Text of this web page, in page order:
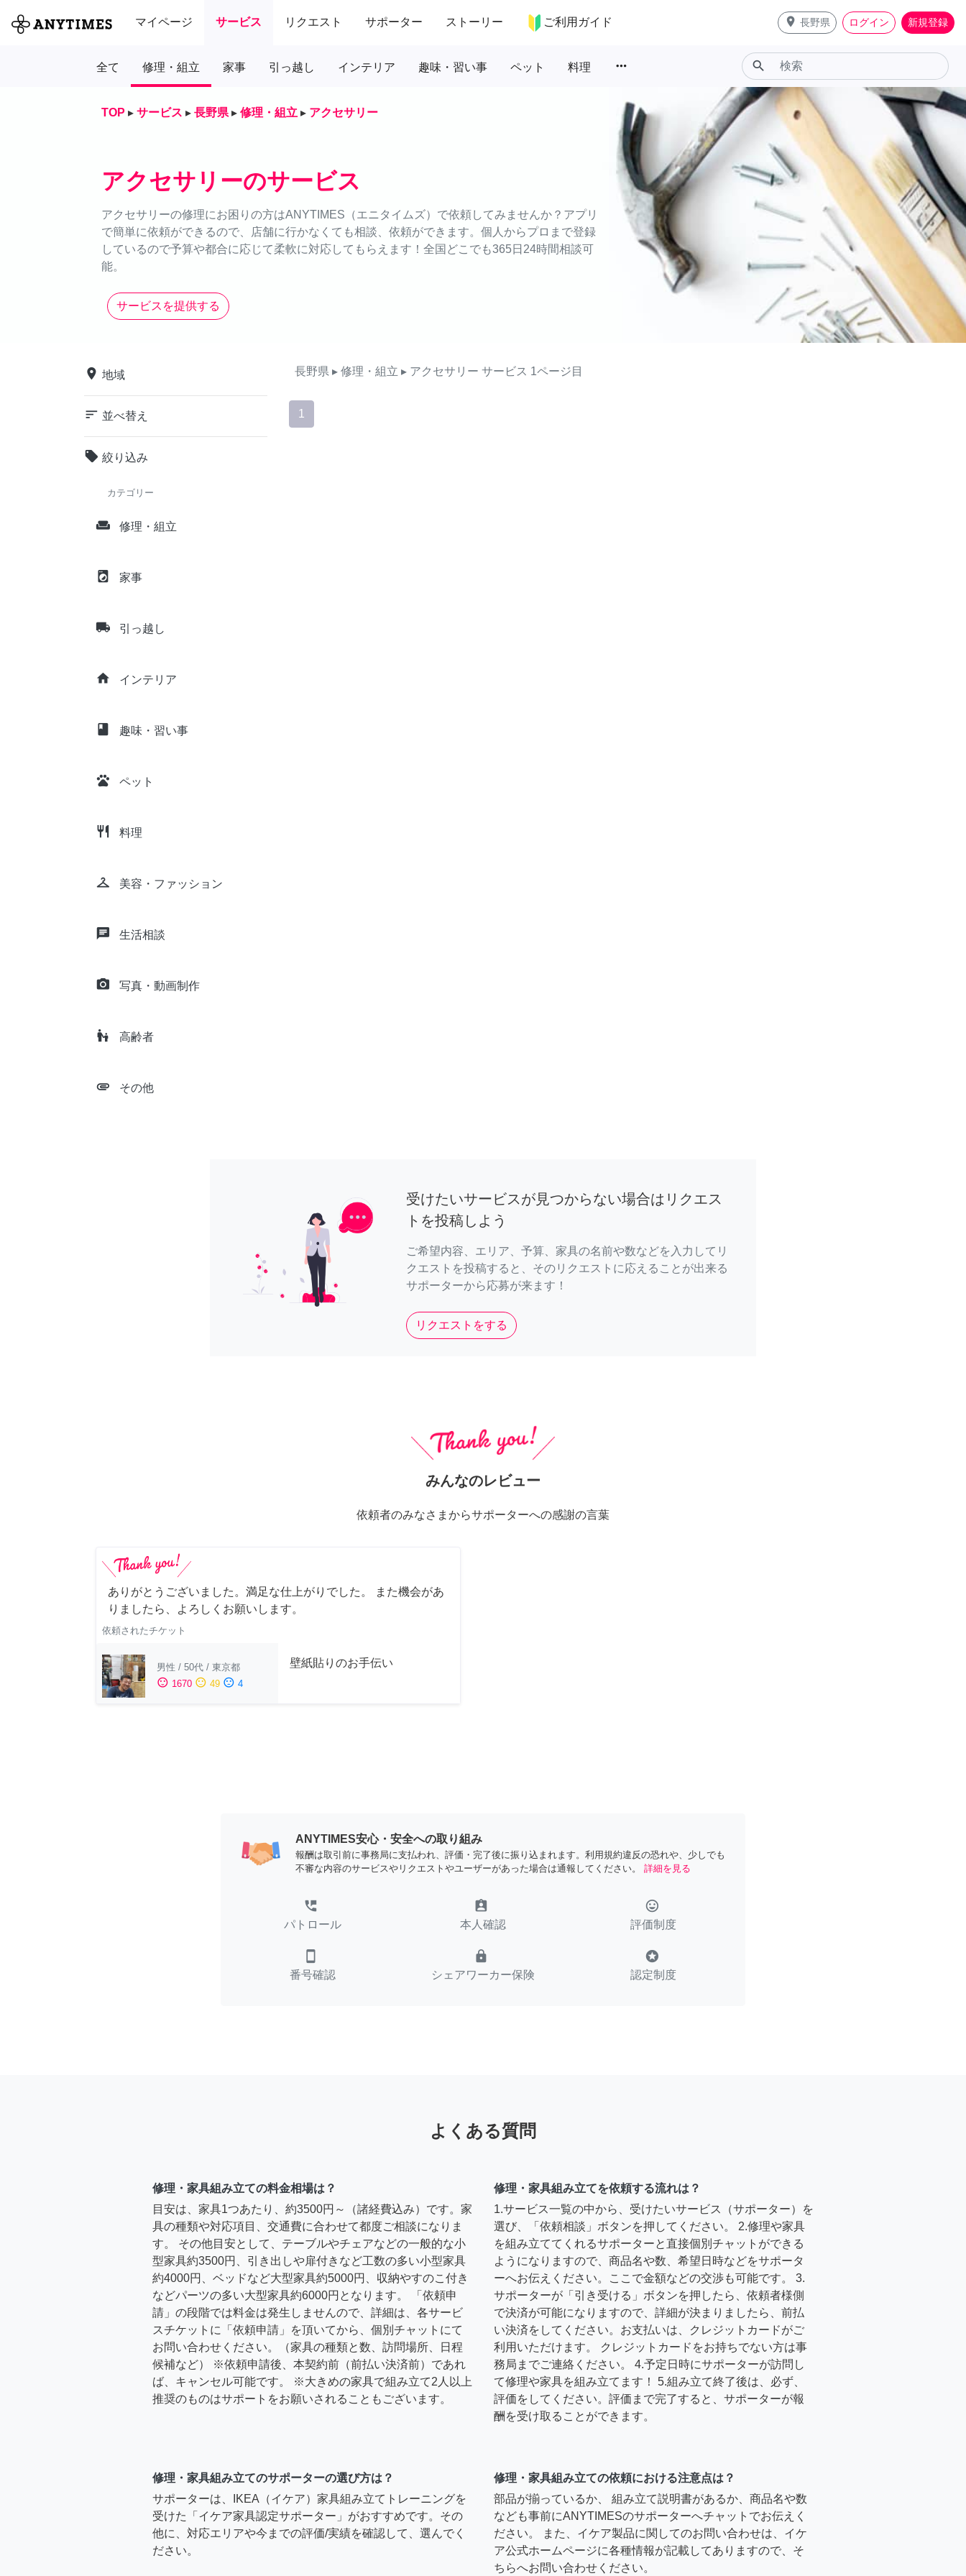
マイページ サービス リクエスト サポーター ストーリー ご利用ガイド place 長野県 ログイン 新規登録
全て 修理・組立 家事 引っ越し インテリア 趣味・習い事 ペット 料理 more_horiz search
TOP ▸ サービス ▸ 長野県 ▸ 修理・組立 ▸ アクセサリー
アクセサリーのサービス
アクセサリーの修理にお困りの方はANYTIMES（エニタイムズ）で依頼してみませんか？アプリ
で簡単に依頼ができるので、店舗に行かなくても相談、依頼ができます。個人からプロまで登録
しているので予算や都合に応じて柔軟に対応してもらえます！全国どこでも365日24時間相談可
能。
サービスを提供する
place 地域
sort 並べ替え
local_offer 絞り込み
カテゴリー
weekend 修理・組立
local_laundry_service 家事
local_shipping 引っ越し
home インテリア
class 趣味・習い事
pets ペット
restaurant 料理
checkroom 美容・ファッション
chat 生活相談
camera_alt 写真・動画制作
escalator_warning 高齢者
attachment その他
長野県 ▸ 修理・組立 ▸ アクセサリー サービス 1ページ目
1
受けたいサービスが見つからない場合はリクエス
トを投稿しよう
ご希望内容、エリア、予算、家具の名前や数などを入力してリ
クエストを投稿すると、そのリクエストに応えることが出来る
サポーターから応募が来ます！
リクエストをする
みんなのレビュー
依頼者のみなさまからサポーターへの感謝の言葉
ありがとうございました。満足な仕上がりでした。 また機会があ
りましたら、よろしくお願いします。
依頼されたチケット
男性 / 50代 / 東京都
sentiment_satisfied 1670 sentiment_neutral 49 sentiment_dissatisfied 4
壁紙貼りのお手伝い
ANYTIMES安心・安全への取り組み
報酬は取引前に事務局に支払われ、評価・完了後に振り込まれます。利用規約違反の恐れや、少しでも
不審な内容のサービスやリクエストやユーザーがあった場合は通報してください。
詳細を見る
perm_phone_msg
パトロール
assignment_ind
本人確認
tag_faces
評価制度
smartphone
番号確認
lock
シェアワーカー保険
stars
認定制度
よくある質問
修理・家具組み立ての料金相場は？
目安は、家具1つあたり、約3500円～（諸経費込み）です。家
具の種類や対応項目、交通費に合わせて都度ご相談になりま
す。 その他目安として、テーブルやチェアなどの一般的な小
型家具約3500円、引き出しや扉付きなど工数の多い小型家具
約4000円、ベッドなど大型家具約5000円、収納やすのこ付き
などパーツの多い大型家具約6000円となります。 「依頼申
請」の段階では料金は発生しませんので、詳細は、各サービ
スチケットに「依頼申請」を頂いてから、個別チャットにて
お問い合わせください。（家具の種類と数、訪問場所、日程
候補など） ※依頼申請後、本契約前（前払い決済前）であれ
ば、キャンセル可能です。 ※大きめの家具で組み立て2人以上
推奨のものはサポートをお願いされることもございます。
修理・家具組み立てを依頼する流れは？
1.サービス一覧の中から、受けたいサービス（サポーター）を
選び、「依頼相談」ボタンを押してください。 2.修理や家具
を組み立ててくれるサポーターと直接個別チャットができる
ようになりますので、商品名や数、希望日時などをサポータ
ーへお伝えください。ここで金額などの交渉も可能です。 3.
サポーターが「引き受ける」ボタンを押したら、依頼者様側
で決済が可能になりますので、詳細が決まりましたら、前払
い決済をしてください。お支払いは、クレジットカードがご
利用いただけます。 クレジットカードをお持ちでない方は事
務局までご連絡ください。 4.予定日時にサポーターが訪問し
て修理や家具を組み立てます！ 5.組み立て終了後は、必ず、
評価をしてください。評価まで完了すると、サポーターが報
酬を受け取ることができます。
修理・家具組み立てのサポーターの選び方は？
サポーターは、IKEA（イケア）家具組み立てトレーニングを
受けた「イケア家具認定サポーター」がおすすめです。その
他に、対応エリアや今までの評価/実績を確認して、選んでく
ださい。
修理・家具組み立ての依頼における注意点は？
部品が揃っているか、 組み立て説明書があるか、商品名や数
なども事前にANYTIMESのサポーターへチャットでお伝えく
ださい。 また、イケア製品に関してのお問い合わせは、イケ
ア公式ホームページに各種情報が記載してありますので、そ
ちらへお問い合わせください。